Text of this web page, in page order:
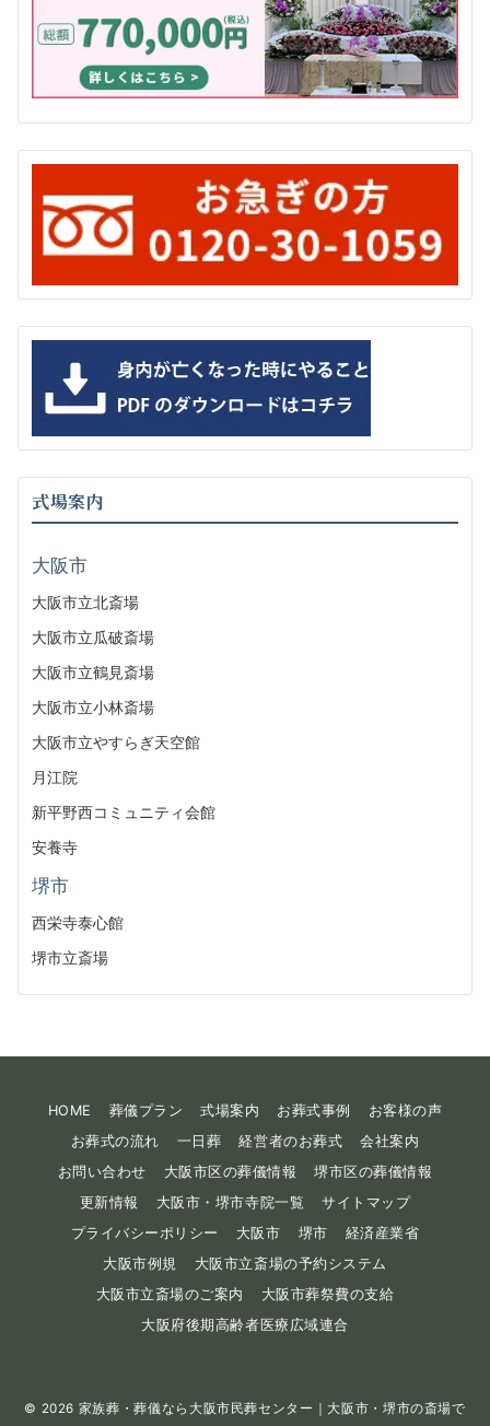
式場案内
大阪市
大阪市立北斎場
大阪市立瓜破斎場
大阪市立鶴見斎場
大阪市立小林斎場
大阪市立やすらぎ天空館
月江院
新平野西コミュニティ会館
安養寺
堺市
西栄寺泰心館
堺市立斎場
HOME 葬儀プラン 式場案内 お葬式事例
お客様の声
お葬式の流れ
一日葬 経営者のお葬式
会社案内
お問い合わせ
大阪市区の葬儀情報
堺市区の葬儀情報
更新情報
大阪市・堺市寺院一覧
サイトマップ
プライバシーポリシー
大阪市 堺市
経済産業省
大阪市例規
大阪市立斎場の予約システム
大阪市立斎場のご案内
大阪市葬祭費の支給
大阪府後期高齢者医療広域連合
© 2026 家族葬・葬儀なら大阪市民葬センター｜大阪市・堺市の斎場で